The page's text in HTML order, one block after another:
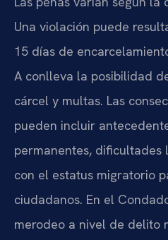
Una violación puede
15 días de
A conlleva la posibilidad
cárcel y multas. Las
pueden incluir
permanentes, dificultades
con el estatus migratorio
ciudadanos. En el
merodeo a nivel de delito